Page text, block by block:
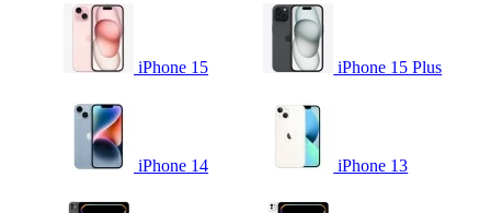
iPhone 15 iPhone 15 Plus
iPhone 14 iPhone 13